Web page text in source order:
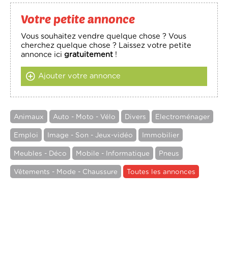
Votre petite annonce
Vous souhaitez vendre quelque chose ? Vous
cherchez quelque chose ? Laissez votre petite
annonce icigratuitement !
Ajouter votre annonce
Animaux Auto - Moto - Vélo Divers Electroménager
Emploi Image - Son - Jeux-vidéo Immobilier
Meubles - Déco Mobile - Informatique Pneus
Vêtements - Mode - Chaussure Toutes les annonces